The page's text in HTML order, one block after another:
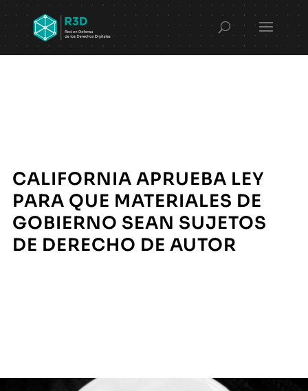
CALIFORNIA APRUEBA LEY
PARA QUE MATERIALES DE
GOBIERNO SEAN SUJETOS
DE DERECHO DE AUTOR